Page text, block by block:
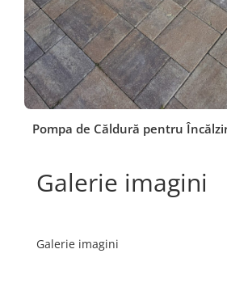
Pompa de Căldură pentru
Galerie imagini
Galerie imagini